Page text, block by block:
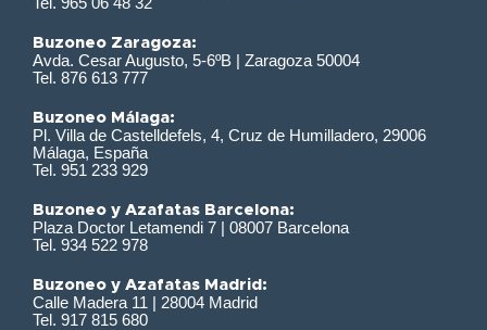
Buzoneo Zaragoza:
Avda. Cesar Augusto, 5-6ºB | Zaragoza 50004
Tel. 876 613 777
Buzoneo Málaga:
Pl. Villa de Castelldefels, 4, Cruz de Humilladero, 29006
Málaga, España
Tel. 951 233 929
Buzoneo y Azafatas Barcelona:
Plaza Doctor Letamendi 7 | 08007 Barcelona
Tel. 934 522 978
Buzoneo y Azafatas Madrid:
Calle Madera 11 | 28004 Madrid
Tel. 917 815 680